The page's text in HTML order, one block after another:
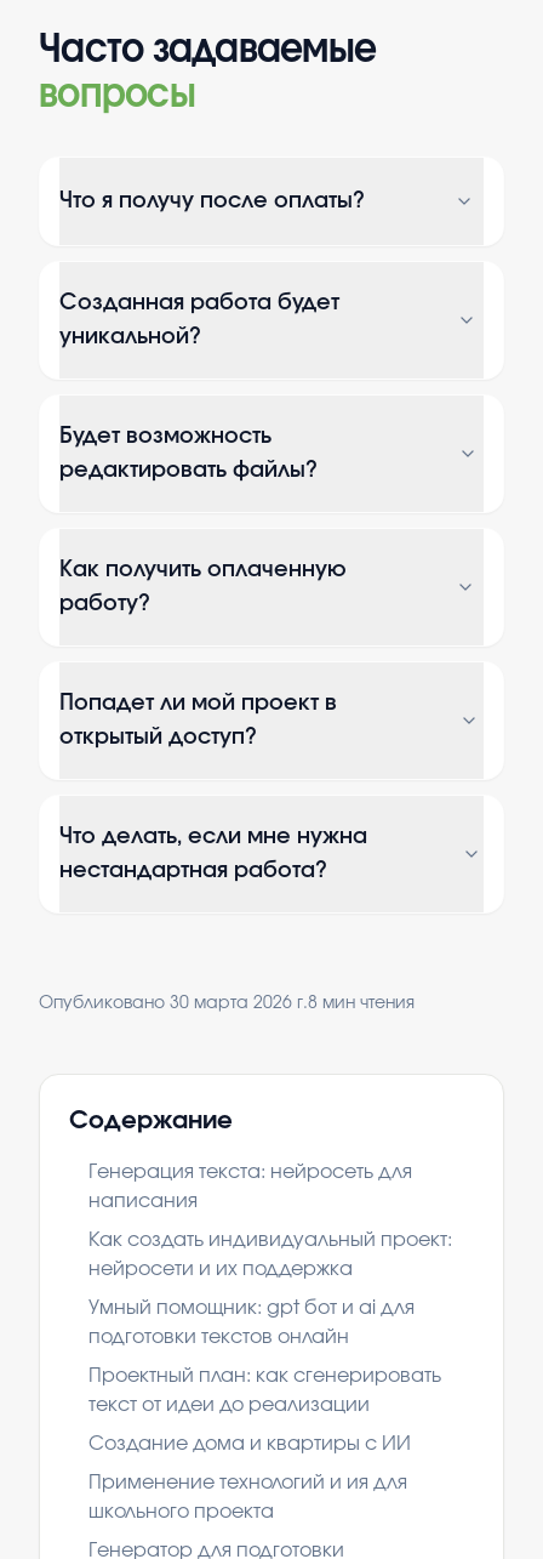
Часто задаваемые
вопросы
Что я получу после оплаты?
Созданная работа будет
уникальной?
Будет возможность
редактировать файлы?
Как получить оплаченную
работу?
Попадет ли мой проект в
открытый доступ?
Что делать, если мне нужна
нестандартная работа?
Опубликовано 30 марта 2026 г.8 мин чтения
Содержание
Генерация текста: нейросеть для
написания
Как создать индивидуальный проект:
нейросети и их поддержка
Умный помощник: gpt бот и ai для
подготовки текстов онлайн
Проектный план: как сгенерировать
текст от идеи до реализации
Создание дома и квартиры с ИИ
Применение технологий и ия для
школьного проекта
Генератор для подготовки